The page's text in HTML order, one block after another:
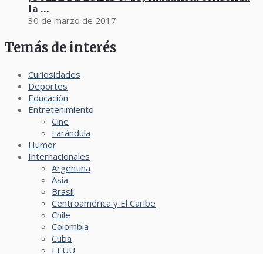
la …
30 de marzo de 2017
Temás de interés
Curiosidades
Deportes
Educación
Entretenimiento
Cine
Farándula
Humor
Internacionales
Argentina
Asia
Brasil
Centroamérica y El Caribe
Chile
Colombia
Cuba
EEUU